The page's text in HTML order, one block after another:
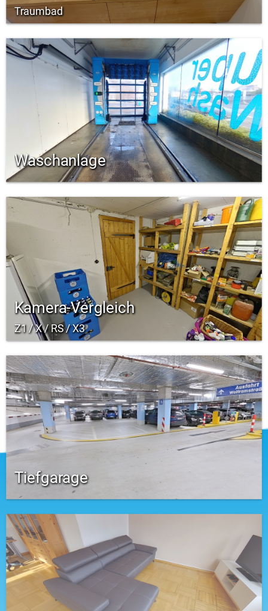
Traumbad
Waschanlage
Kamera-Vergleich
Z1 / X / RS / X3
Tiefgarage